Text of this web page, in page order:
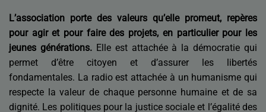
L’association porte des valeurs qu’elle promeut, repères
pour agir et pour faire des projets, en particulier pour les
jeunes générations. Elle est attachée à la démocratie qui
permet d’être citoyen et d’assurer les libertés
fondamentales. La radio est attachée à un humanisme qui
respecte la valeur de chaque personne humaine et de sa
dignité. Les politiques pour la justice sociale et l’égalité des